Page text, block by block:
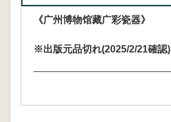
《广州博物馆藏广彩瓷器》
※出版元品切れ(2025/2/21確認)